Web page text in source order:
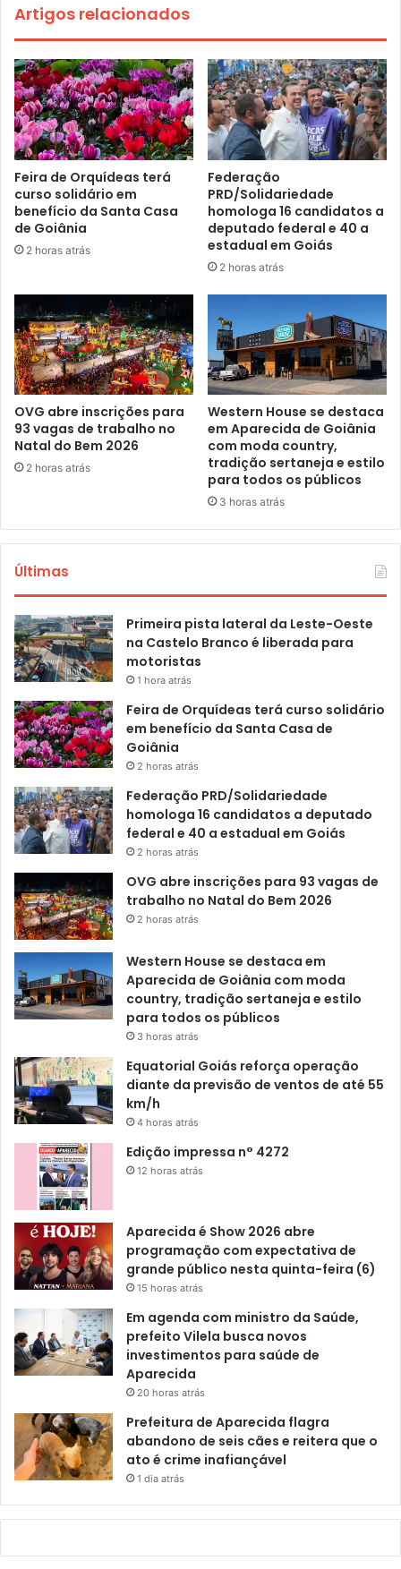
Artigos relacionados
Feira de Orquídeas terá
curso solidário em
benefício da Santa Casa
de Goiânia
2 horas atrás
Federação
PRD/Solidariedade
homologa 16 candidatos a
deputado federal e 40 a
estadual em Goiás
2 horas atrás
OVG abre inscrições para
93 vagas de trabalho no
Natal do Bem 2026
2 horas atrás
Western House se destaca
em Aparecida de Goiânia
com moda country,
tradição sertaneja e estilo
para todos os públicos
3 horas atrás
Últimas
Primeira pista lateral da Leste-Oeste
na Castelo Branco é liberada para
motoristas
1 hora atrás
Feira de Orquídeas terá curso solidário
em benefício da Santa Casa de
Goiânia
2 horas atrás
Federação PRD/Solidariedade
homologa 16 candidatos a deputado
federal e 40 a estadual em Goiás
2 horas atrás
OVG abre inscrições para 93 vagas de
trabalho no Natal do Bem 2026
2 horas atrás
Western House se destaca em
Aparecida de Goiânia com moda
country, tradição sertaneja e estilo
para todos os públicos
3 horas atrás
Equatorial Goiás reforça operação
diante da previsão de ventos de até 55
km/h
4 horas atrás
Edição impressa n° 4272
12 horas atrás
Aparecida é Show 2026 abre
programação com expectativa de
grande público nesta quinta-feira (6)
15 horas atrás
Em agenda com ministro da Saúde,
prefeito Vilela busca novos
investimentos para saúde de
Aparecida
20 horas atrás
Prefeitura de Aparecida flagra
abandono de seis cães e reitera que o
ato é crime inafiançável
1 dia atrás